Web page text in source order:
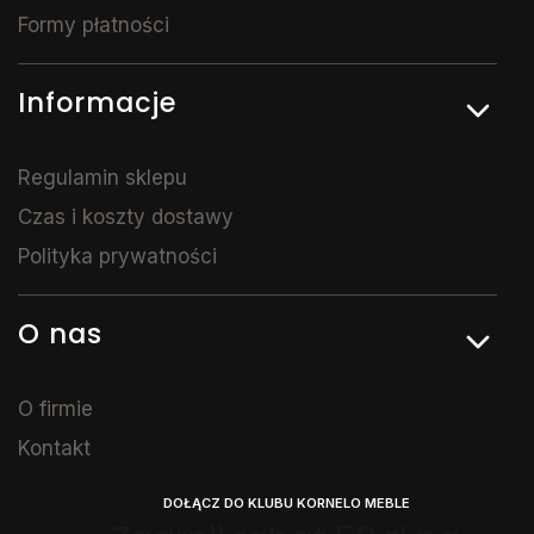
Formy płatności
Informacje
Regulamin sklepu
Czas i koszty dostawy
Polityka prywatności
O nas
O firmie
Kontakt
DOŁĄCZ DO KLUBU KORNELO MEBLE